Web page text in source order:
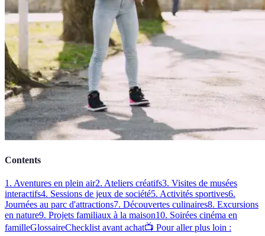
Contents
1. Aventures en plein air2. Ateliers créatifs3. Visites de musées
interactifs4. Sessions de jeux de société5. Activités sportives6.
Journées au parc d'attractions7. Découvertes culinaires8. Excursions
en nature9. Projets familiaux à la maison10. Soirées cinéma en
familleGlossaireChecklist avant achat📺 Pour aller plus loin :